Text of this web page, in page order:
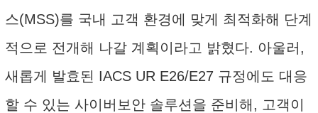
스(MSS)를 국내 고객 환경에 맞게 최적화해 단계
적으로 전개해 나갈 계획이라고 밝혔다. 아울러,
새롭게 발효된 IACS UR E26/E27 규정에도 대응
할 수 있는 사이버보안 솔루션을 준비해, 고객이